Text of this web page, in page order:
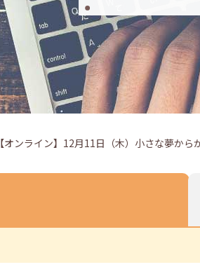
【オンライン】12月11日（木）小さな夢から